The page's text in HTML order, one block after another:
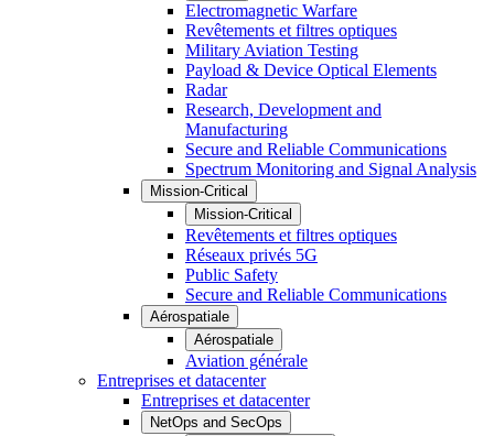
Electromagnetic Warfare
Revêtements et filtres optiques
Military Aviation Testing
Payload & Device Optical Elements
Radar
Research, Development and
Manufacturing
Secure and Reliable Communications
Spectrum Monitoring and Signal Analysis
Mission-Critical
Mission-Critical
Revêtements et filtres optiques
Réseaux privés 5G
Public Safety
Secure and Reliable Communications
Aérospatiale
Aérospatiale
Aviation générale
Entreprises et datacenter
Entreprises et datacenter
NetOps and SecOps